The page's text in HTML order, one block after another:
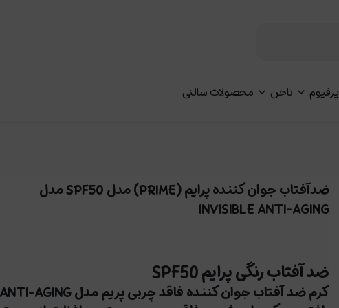
پرفیوم ناخن محصولات سالنی
ضدآفتاب جوان کننده پرایم (PRIME) مدل SPF50 مدل
INVISIBLE ANTI-AGING
ضد آفتاب رنگی پرایم SPF50